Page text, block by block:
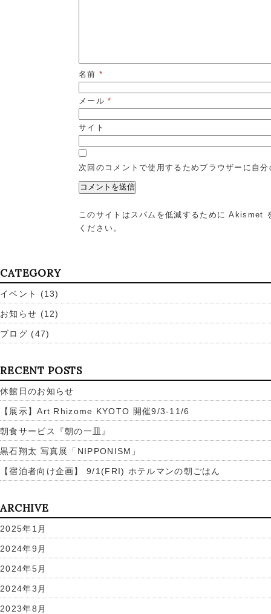
名前 *
メール*
サイト
次回のコメントで使用するためブラウザーに自
このサイトはスパムを低減するために Akismet
ください 。
CATEGORY
イベント (13)
お知らせ (12)
ブログ (47)
RECENT POSTS
休館日のお知らせ
【展示】Art Rhizome KYOTO 開催9/3-11/6
朝食サービス『朝の一皿』
黒石翔太 写真展「NIPPONISM」
【宿泊者向け企画】 9/1(FRI) ホテルマンの朝ごはん
ARCHIVE
2025年1月
2024年9月
2024年5月
2024年3月
2023年8月